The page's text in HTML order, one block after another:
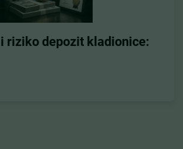
riziko depozit kladionice: